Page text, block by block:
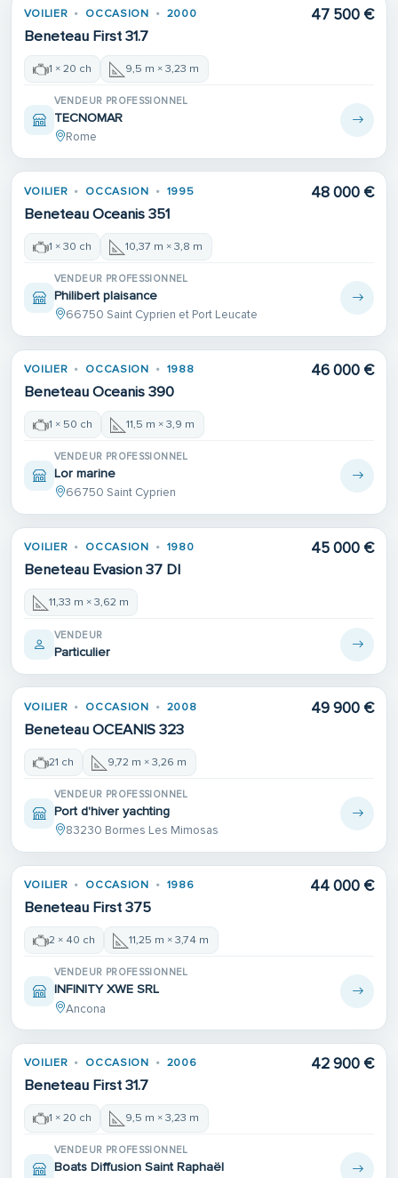
VOILIER OCCASION 2000
Beneteau First 31.7
47 500 €
1 × 20 ch 9,5 m × 3,23 m
VENDEUR PROFESSIONNEL
TECNOMAR
Rome
VOILIER OCCASION 1995
Beneteau Oceanis 351
48 000 €
1 × 30 ch 10,37 m × 3,8 m
VENDEUR PROFESSIONNEL
Philibert plaisance
66750 Saint Cyprien et Port Leucate
VOILIER OCCASION 1988
Beneteau Oceanis 390
46 000 €
1 × 50 ch 11,5 m × 3,9 m
VENDEUR PROFESSIONNEL
Lor marine
66750 Saint Cyprien
VOILIER OCCASION 1980
Beneteau Evasion 37 Dl
45 000 €
11,33 m × 3,62 m
VENDEUR
Particulier
VOILIER OCCASION 2008
Beneteau OCEANIS 323
49 900 €
21 ch 9,72 m × 3,26 m
VENDEUR PROFESSIONNEL
Port d'hiver yachting
83230 Bormes Les Mimosas
VOILIER OCCASION 1986
Beneteau First 375
44 000 €
2 × 40 ch 11,25 m × 3,74 m
VENDEUR PROFESSIONNEL
INFINITY XWE SRL
Ancona
VOILIER OCCASION 2006
Beneteau First 31.7
42 900 €
1 × 20 ch 9,5 m × 3,23 m
VENDEUR PROFESSIONNEL
Boats Diffusion Saint Raphaël